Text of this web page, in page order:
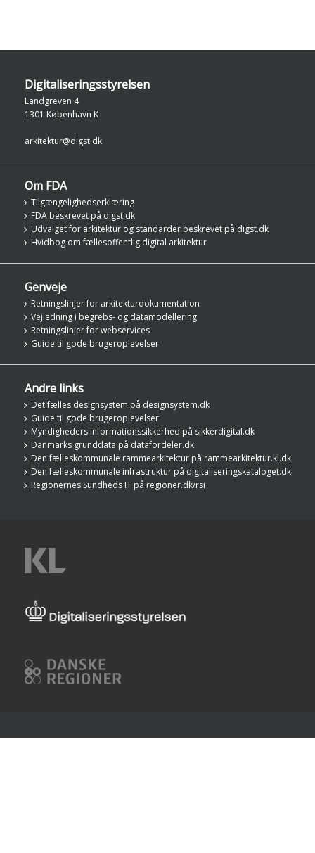
Digitaliseringsstyrelsen
Landgreven 4
1301 København K
arkitektur@digst.dk
Om FDA
Tilgængelighedserklæring
FDA beskrevet på digst.dk
Udvalget for arkitektur og standarder beskrevet på digst.dk
Hvidbog om fællesoffentlig digital arkitektur
Genveje
Retningslinjer for arkitekturdokumentation
Vejledning i begrebs- og datamodellering
Retningslinjer for webservices
Guide til gode brugeroplevelser
Andre links
Det fælles designsystem på designsystem.dk
Guide til gode brugeroplevelser
Myndigheders informationssikkerhed på sikkerdigital.dk
Danmarks grunddata på datafordeler.dk
Den fælleskommunale rammearkitektur på rammearkitektur.kl.dk
Den fælleskommunale infrastruktur på digitaliseringskataloget.dk
Regionernes Sundheds IT på regioner.dk/rsi